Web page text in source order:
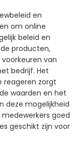
en
om online
beleid en
producten,
van
bedrijf. Het
reageren zorgt
waarden en het
deze mogelijkheid
goed
geschikt zijn voor